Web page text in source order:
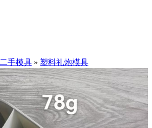
二手模具 » 塑料礼炮模具